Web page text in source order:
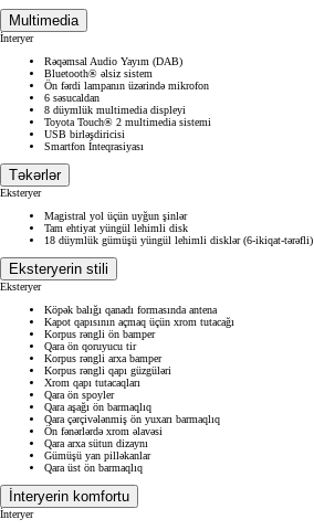
Multimedia
İnteryer
Rəqəmsal Audio Yayım (DAB)
Bluetooth® əlsiz sistem
Ön fərdi lampanın üzərində mikrofon
6 səsucaldan
8 düymlük multimedia displeyi
Toyota Touch® 2 multimedia sistemi
USB birləşdiricisi
Smartfon İnteqrasiyası
Təkərlər
Eksteryer
Magistral yol üçün uyğun şinlər
Tam ehtiyat yüngül lehimli disk
18 düymlük gümüşü yüngül lehimli disklər (6-ikiqat-tərəfli)
Eksteryerin stili
Eksteryer
Köpək balığı qanadı formasında antena
Kapot qapısının açmaq üçün xrom tutacağı
Korpus rəngli ön bamper
Qara ön qoruyucu tir
Korpus rəngli arxa bamper
Korpus rəngli qapı güzgüləri
Xrom qapı tutacaqları
Qara ön spoyler
Qara aşağı ön barmaqlıq
Qara çərçivələnmiş ön yuxarı barmaqlıq
Ön fənərlərdə xrom əlavəsi
Qara arxa sütun dizaynı
Gümüşü yan pilləkanlar
Qara üst ön barmaqlıq
İnteryerin komfortu
İnteryer